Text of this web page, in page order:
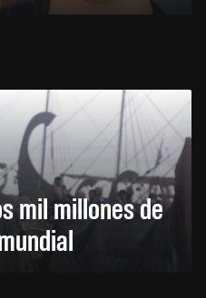
mil millones de